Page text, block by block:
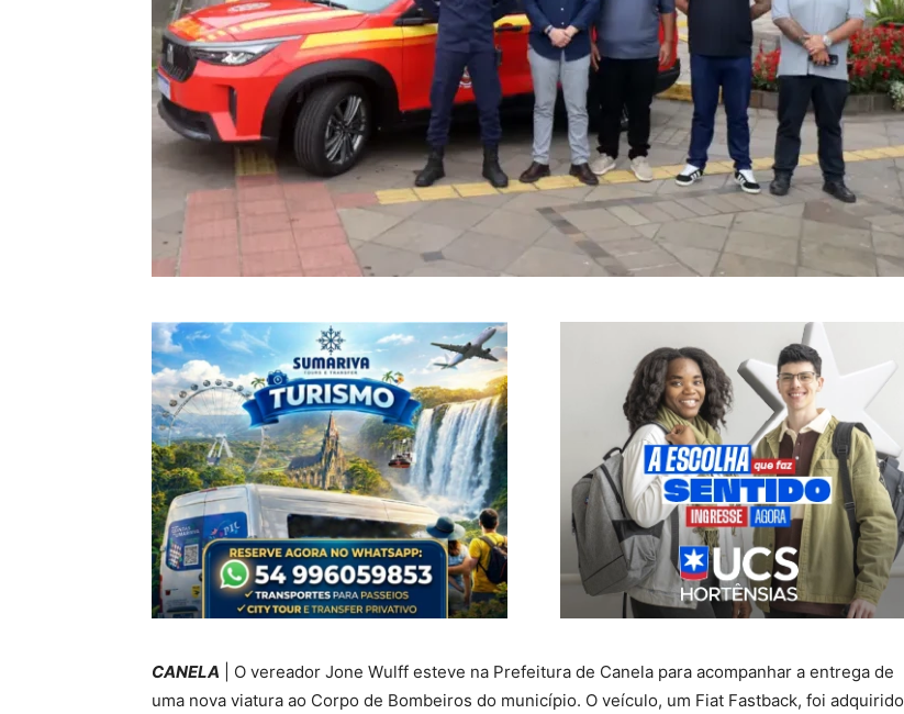
CANELA | O vereador Jone Wulff esteve na Prefeitura de Canela para acompanhar a entrega de
uma nova viatura ao Corpo de Bombeiros do município. O veículo, um Fiat Fastback, foi adquirido